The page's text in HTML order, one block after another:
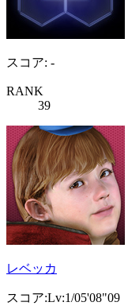
スコア: -
RANK
39
レベッカ
スコア:Lv:1/05'08"09